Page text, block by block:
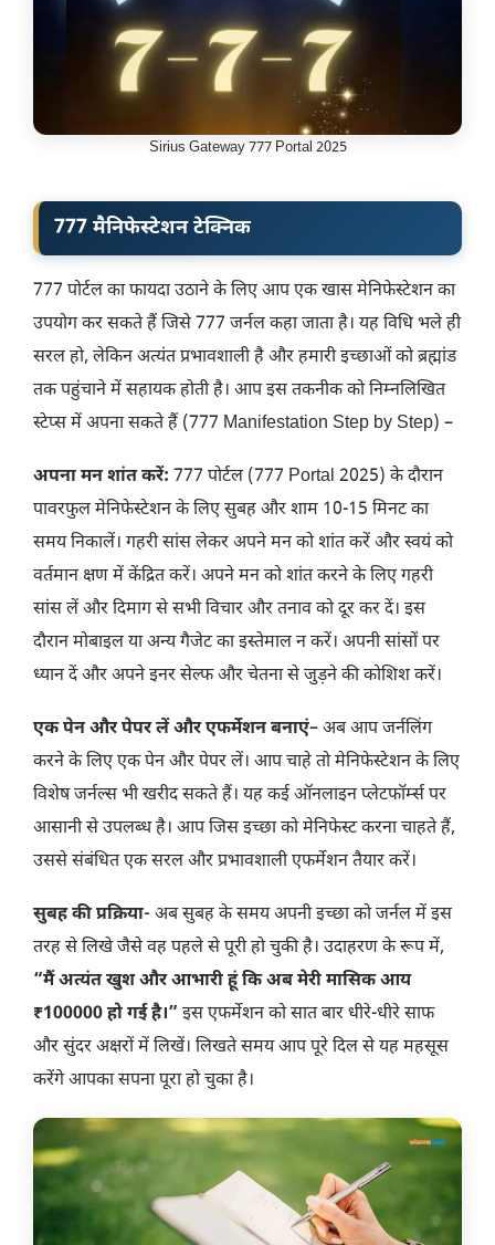
Sirius Gateway 777 Portal 2025
777 मैनिफेस्टेशन टेक्निक
777 पोर्टल का फायदा उठाने के लिए आप एक खास मेनिफेस्टेशन का
उपयोग कर सकते हैं जिसे 777 जर्नल कहा जाता है। यह विधि भले ही
सरल हो, लेकिन अत्यंत प्रभावशाली है और हमारी इच्छाओं को ब्रह्मांड
तक पहुंचाने में सहायक होती है। आप इस तकनीक को निम्नलिखित
स्टेप्स में अपना सकते हैं (777 Manifestation Step by Step) –
अपनामन शांत करें: 777 पोर्टल (777 Portal 2025) के दौरान
पावरफुल मेनिफेस्टेशन के लिए सुबह और शाम 10-15 मिनट का
समय निकालें। गहरी सांस लेकर अपने मन को शांत करें और स्वयं को
वर्तमान क्षण में केंद्रित करें। अपने मन को शांत करने के लिए गहरी
सांस लें और दिमाग से सभी विचार और तनाव को दूर कर दें। इस
दौरान मोबाइल या अन्य गैजेट का इस्तेमाल न करें। अपनी सांसों पर
ध्यान दें और अपने इनर सेल्फ और चेतना से जुड़ने की कोशिश करें।
एक पेन और पेपर लें और एफर्मेशन बनाएं– अब आप जर्नलिंग
करने के लिए एक पेन और पेपर लें। आप चाहे तो मेनिफेस्टेशन के लिए
विशेष जर्नल्स भी खरीद सकते हैं। यह कई ऑनलाइन प्लेटफॉर्म्स पर
आसानी से उपलब्ध है। आप जिस इच्छा को मेनिफेस्ट करना चाहते हैं,
उससे संबंधित एक सरल और प्रभावशाली एफर्मेशन तैयार करें।
सुबह की प्रक्रिया- अब सुबह के समय अपनी इच्छा को जर्नल में इस
तरह से लिखे जैसे वह पहले से पूरी हो चुकी है। उदाहरण के रूप में,
“मैं अत्यंत खुश और आभारी हूं कि अब मेरी मासिक आय
₹100000 हो गई है।” इस एफर्मेशन को सात बार धीरे-धीरे साफ
और सुंदर अक्षरों में लिखें। लिखते समय आप पूरे दिल से यह महसूस
करेंगे आपका सपना पूरा हो चुका है।